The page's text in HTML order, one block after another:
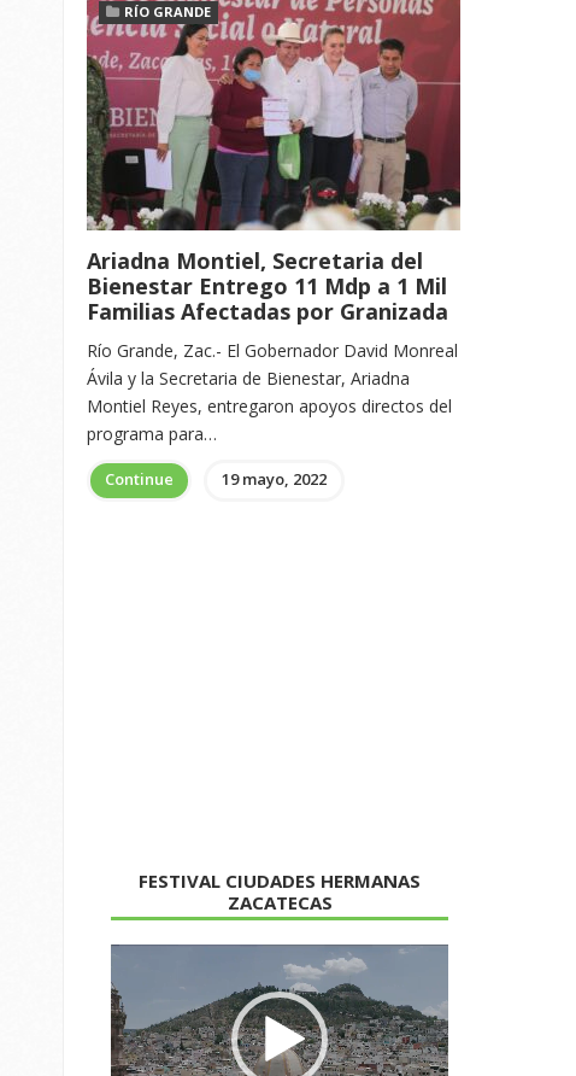
RÍO GRANDE
Ariadna Montiel, Secretaria del
Bienestar Entrego 11 Mdp a 1 Mil
Familias Afectadas por Granizada
Río Grande, Zac.- El Gobernador David Monreal
Ávila y la Secretaria de Bienestar, Ariadna
Montiel Reyes, entregaron apoyos directos del
programa para…
Continue 19 mayo, 2022
FESTIVAL CIUDADES HERMANAS
ZACATECAS
de
vídeo